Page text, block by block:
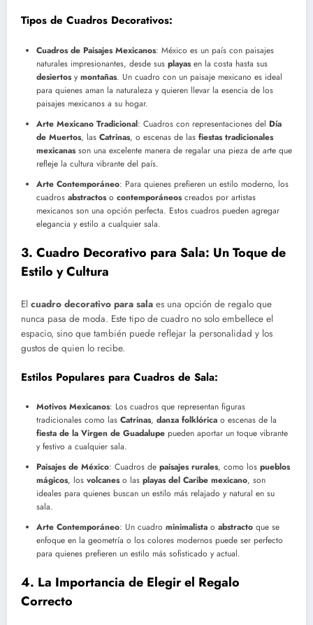
Tipos de Cuadros Decorativos:
Cuadros de Paisajes Mexicanos: México es un país con paisajes
naturales impresionantes, desde sus playasen la costa hasta sus
desiertosy montañas. Un cuadro con un paisaje mexicano es ideal
para quienes aman la naturaleza y quieren llevar la esencia de los
paisajes mexicanos a su hogar.
Arte Mexicano Tradicional: Cuadros con representaciones del Día
de Muertos, las Catrinas, o escenas de las fiestas tradicionales
mexicanasson una excelente manera de regalar una pieza de arte que
refleje la cultura vibrante del país.
Arte Contemporáneo: Para quienes prefieren un estilo moderno, los
cuadros abstractoso contemporáneoscreados por artistas
mexicanos son una opción perfecta. Estos cuadros pueden agregar
elegancia y estilo a cualquier sala.
3. Cuadro Decorativo para Sala: Un Toque de
Estilo y Cultura
El cuadro decorativo para sala es una opción de regalo que
nunca pasa de moda. Este tipo de cuadro no solo embellece el
espacio, sino que también puede reflejar la personalidad y los
gustos de quien lo recibe.
Estilos Populares para Cuadros de Sala:
Motivos Mexicanos: Los cuadros que representan figuras
tradicionales como las Catrinas, danza folklórica o escenas de la
fiesta de la Virgen de Guadalupe pueden aportar un toque vibrante
y festivo a cualquier sala.
Paisajes de México: Cuadros de paisajes rurales, como los pueblos
mágicos, los volcaneso las playas del Caribe mexicano, son
ideales para quienes buscan un estilo más relajado y natural en su
sala.
Arte Contemporáneo: Un cuadro minimalista o abstracto que se
enfoque en la geometría o los colores modernos puede ser perfecto
para quienes prefieren un estilo más sofisticado y actual.
4. La Importancia de Elegir el Regalo
Correcto